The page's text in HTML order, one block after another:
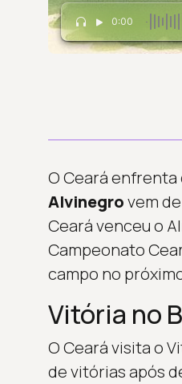
0:00
O Ceará enfrenta
Alvinegrovem
Ceará venceu o
Campeonato
campo no
Vitória no
O Ceará visita o
de vitórias após